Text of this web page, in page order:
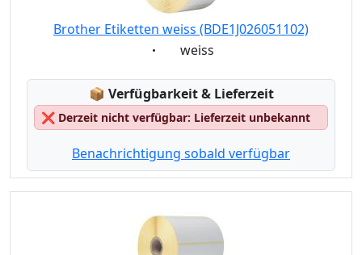
Brother Etiketten weiss (BDE1J026051102)
Eigenschaft:
weiss
📦 Lagerstatus:
Verfügbarkeit & Lieferzeit
❌ Derzeit nicht verfügbar: Lieferzeit unbekannt
Benachrichtigung sobald verfügbar